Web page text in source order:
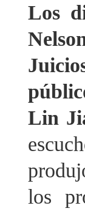
Los
Lin
los